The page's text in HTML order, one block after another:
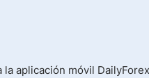
aplicación móvil